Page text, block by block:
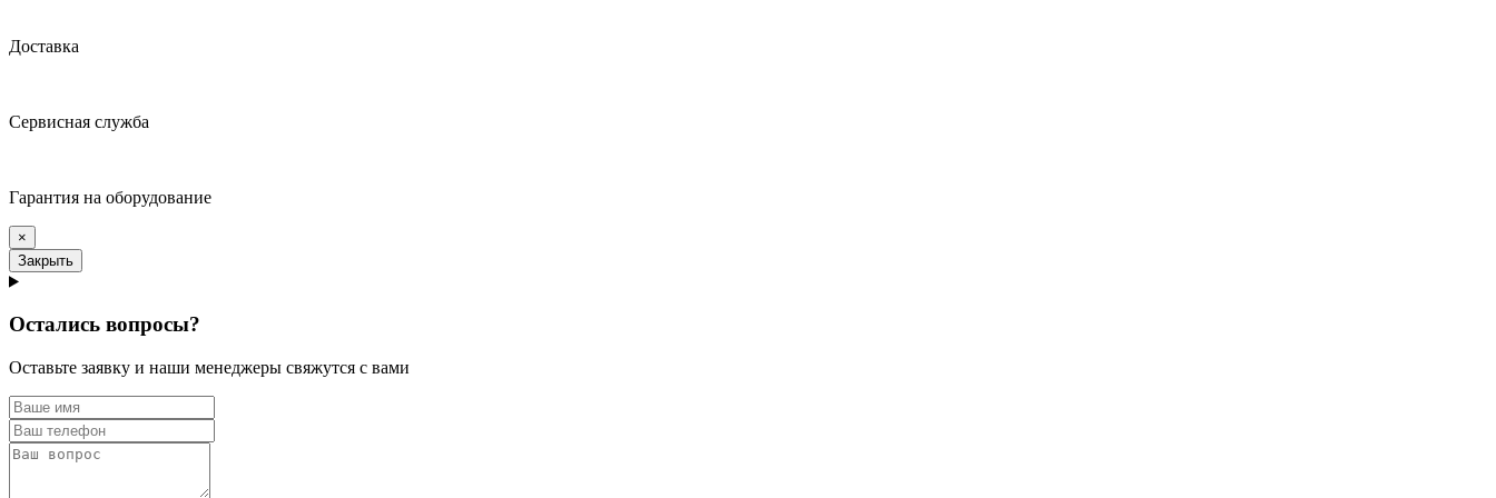
Доставка
Сервисная служба
Гарантия на оборудование
×
Закрыть
Остались вопросы?
Оставьте заявку и наши менеджеры свяжутся с вами